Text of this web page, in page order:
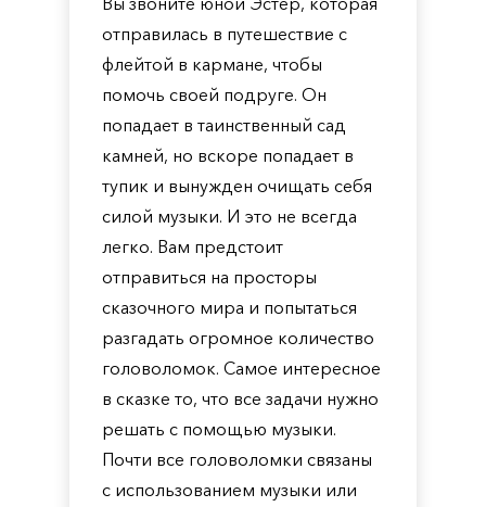
отправилась в путешествие с
флейтой в кармане, чтобы
помочь своей подруге. Он
попадает в таинственный сад
камней, но вскоре попадает в
тупик и вынужден очищать себя
силой музыки. И это не всегда
легко. Вам предстоит
отправиться на просторы
сказочного мира и попытаться
разгадать огромное количество
головоломок. Самое интересное
в сказке то, что все задачи нужно
решать с помощью музыки.
Почти все головоломки связаны
с использованием музыки или